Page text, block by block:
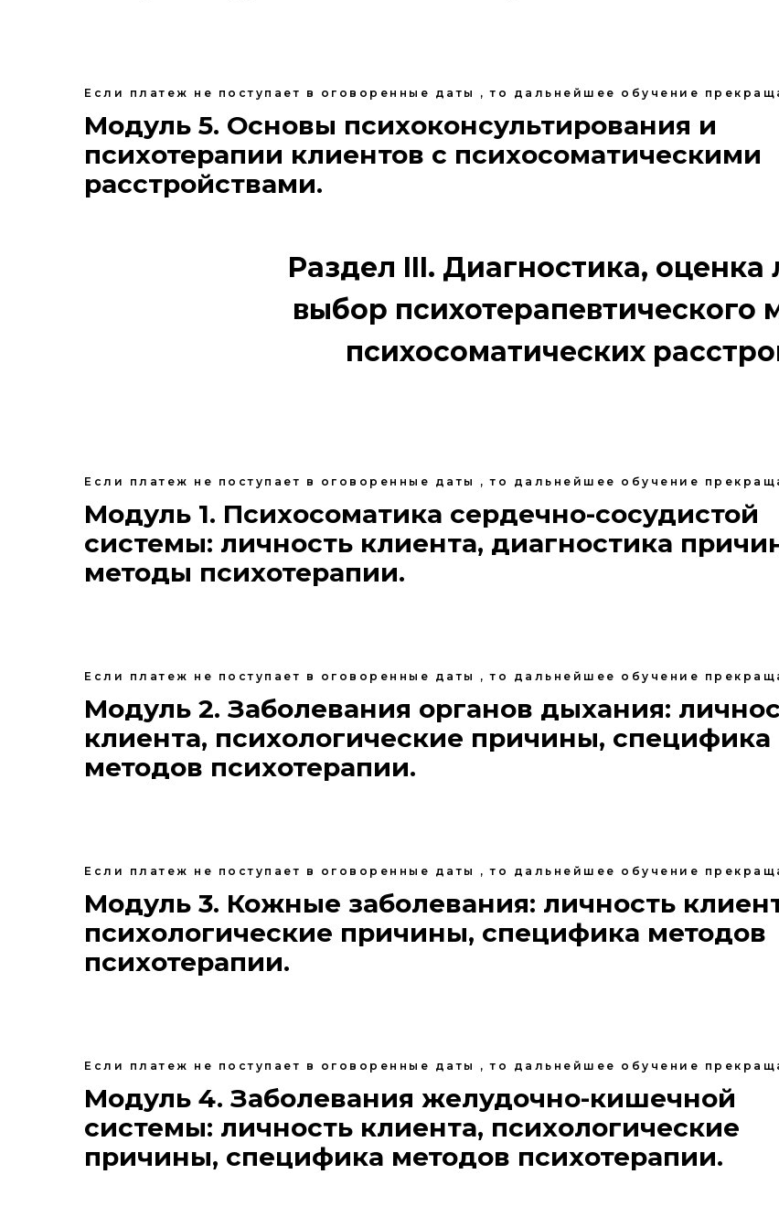
Если платеж не поступает в оговоренные даты , то дальнейшее обучение
Модуль 5. Основы психоконсультирования и
психотерапии клиентов с психосоматическими
расстройствами.
Раздел III. Диагностика, оценка
выбор психотерапевтического
психосоматических
Если платеж не поступает в оговоренные даты , то дальнейшее обучение
Модуль 1. Психосоматика сердечно-сосудистой
системы: личность клиента, диагностика
методы психотерапии.
Если платеж не поступает в оговоренные даты , то дальнейшее обучение
Модуль 2. Заболевания органов дыхания:
клиента, психологические причины, специфика
методов психотерапии.
Если платеж не поступает в оговоренные даты , то дальнейшее обучение
Модуль 3. Кожные заболевания: личность
психологические причины, специфика методов
психотерапии.
Если платеж не поступает в оговоренные даты , то дальнейшее обучение
Модуль 4. Заболевания желудочно-кишечной
системы: личность клиента, психологические
причины, специфика методов психотерапии.